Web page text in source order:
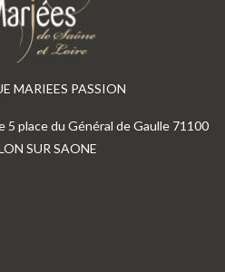
MARIEES PASSION
5 place du Général de Gaulle 71100
SUR SAONE